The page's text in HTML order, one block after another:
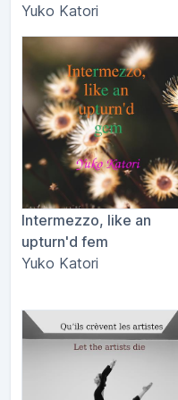
Yuko Katori
Intermezzo, like an
upturn'd fem
Yuko Katori